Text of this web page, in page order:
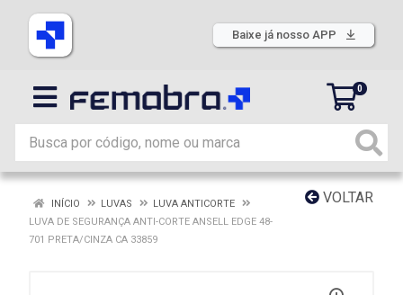
Baixe já nosso APP
0
VOLTAR
INÍCIO LUVAS
LUVA ANTICORTE
LUVA DE SEGURANÇA ANTI-CORTE ANSELL EDGE 48-
701 PRETA/CINZA CA 33859